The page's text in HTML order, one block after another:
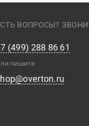
ВОПРОСЫ?
(499) 288 86 61
пишите